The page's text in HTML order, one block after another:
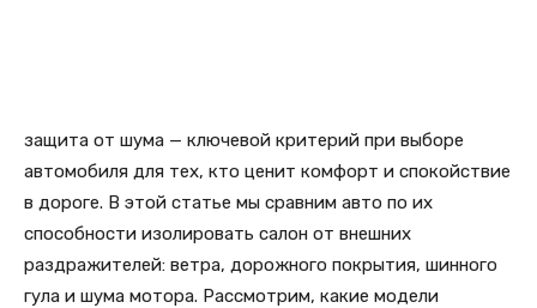
защита от шума — ключевой критерий при выборе
автомобиля для тех, кто ценит комфорт и спокойствие
в дороге. В этой статье мы сравним авто по их
способности изолировать салон от внешних
раздражителей: ветра, дорожного покрытия, шинного
гула и шума мотора. Рассмотрим, какие модели